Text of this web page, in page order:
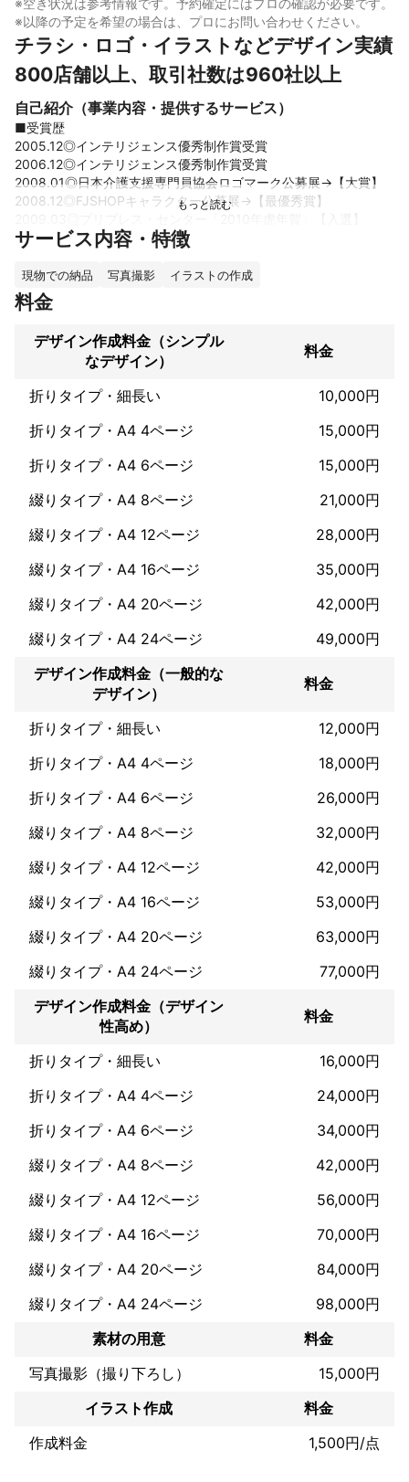
※以降の予定を希望の場合は、プロにお問い合わせください。
チラシ・ロゴ・イラストなどデザイン実績
800店舗以上、取引社数は960社以上
自己紹介（事業内容・提供するサービス）
■受賞歴
2005.12◎インテリジェンス優秀制作賞受賞
2006.12◎インテリジェンス優秀制作賞受賞
2008.01◎日本介護支援専門員協会ロゴマーク公募展→【大賞】
2008.12◎FJSHOPキャラクター公募展→【最優秀賞】
2009.10◎JGAS・キヤノンブースにてポストカードの展示
2015.01◎ジャストシステム発売（市販）素材集POP11　制作
これまでの実績
■主な実績
■DOGPIA（Pet International Academy）様 →ロゴマーク・ロゴ
タイプ （ビルイメージ、ステッカー・シール、ペットサロンの看
板） ※系列動物医療センターのビル看板イメージ ■（株）エイジ
ェック様→ロゴマーク・ロゴタイプ （会社パンフ・名刺・ポスタ
ーなど） ■（株）エールグループ様→ロゴマーク （会社パンフ/
袋型・webボタン イラスト） ■南青山　　和食ダイニング「あお
り」様 →ロゴマーク（名刺・3つ折リーフレット・ メニュー・フ
ライヤー・はがき・チケット・ コースター・お食事券・箸置き・
HOP」→キャラクター公募最優秀賞 ｗｅｂ素材、gifアニメ、バナ
内看板、ポスターなど ■某焼肉チェーン店→神奈川地区ポイント
ステサロン、ネイルサロン、アートメイクサロン6店舗→ リーフ
マークなど ■■実績業種 ネットコンサルティング・ネットサイ
話教室・ エステサロン・ネイルサロン・アートメイクサロン・ 整
体院・劇団・ワインイベント、配送・運送、警備、 行政書士事務
ップ、カーシェア、不動産業など ◎印刷業者に合わせた納品、代
行お気軽に相談下さい。 ◎2つ折、３つ折、６つ折、圧着ハガキ
など用途に 関しても色々相談下さい。 ◎ポストカード、飲食店ポ
ップ広告、ポイントカード・ 割引券・診察券・施術券 メニュー、
ポスター、ステッカー、看板・ ビルイメージなども実績ございま
す ので予算も合わせて相談下さい。 ■■個人様→年賀状・暑中お
見舞い・名刺・ロゴマーク ウェディングペーパアイテムなど作成
しております。
掲載例は確認のとれた業者様のみ掲載していますのでほんの一例
集など電子カタログ。新聞折込など作成、手配まで多種作成実績
ど何でも相談ください。
2005.12◎インテリジェンス優秀制作賞受賞
2006.12◎インテリジェンス優秀制作賞受賞
2008.12◎FJSHOPキャラクター公募展→【最優秀賞】
2009.03◎プリプレス・センター「2010年虎年賀」【入選】
ラベルマイティ POP in Shop12 - チラシ販促物作成ソフト
2009.10◎JGAS・キヤノンブースにてポストカードの見本として
展示
2011～15　ラベルマイティ POP in Shop12 - チラシ販促物作成ソ
フト　素材提供
サービス内容・特徴
現物での納品 写真撮影 イラストの作成
料金
デザイン作成料金（シンプル
なデザイン）
料金
折りタイプ・細長い
10,000円
折りタイプ・A4 4ページ
15,000円
折りタイプ・A4 6ページ
15,000円
綴りタイプ・A4 8ページ
21,000円
綴りタイプ・A4 12ページ
28,000円
綴りタイプ・A4 16ページ
35,000円
綴りタイプ・A4 20ページ
42,000円
綴りタイプ・A4 24ページ
49,000円
デザイン作成料金（一般的な
デザイン）
料金
折りタイプ・細長い
12,000円
折りタイプ・A4 4ページ
18,000円
折りタイプ・A4 6ページ
26,000円
綴りタイプ・A4 8ページ
32,000円
綴りタイプ・A4 12ページ
42,000円
綴りタイプ・A4 16ページ
53,000円
綴りタイプ・A4 20ページ
63,000円
綴りタイプ・A4 24ページ
77,000円
デザイン作成料金（デザイン
性高め）
料金
折りタイプ・細長い
16,000円
折りタイプ・A4 4ページ
24,000円
折りタイプ・A4 6ページ
34,000円
綴りタイプ・A4 8ページ
42,000円
綴りタイプ・A4 12ページ
56,000円
綴りタイプ・A4 16ページ
70,000円
綴りタイプ・A4 20ページ
84,000円
綴りタイプ・A4 24ページ
98,000円
素材の用意
料金
写真撮影（撮り下ろし）
15,000円
イラスト作成
料金
作成料金
1,500円/点